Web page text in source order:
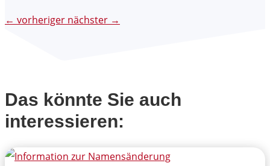
← vorheriger nächster →
Das könnte Sie auch
interessieren: